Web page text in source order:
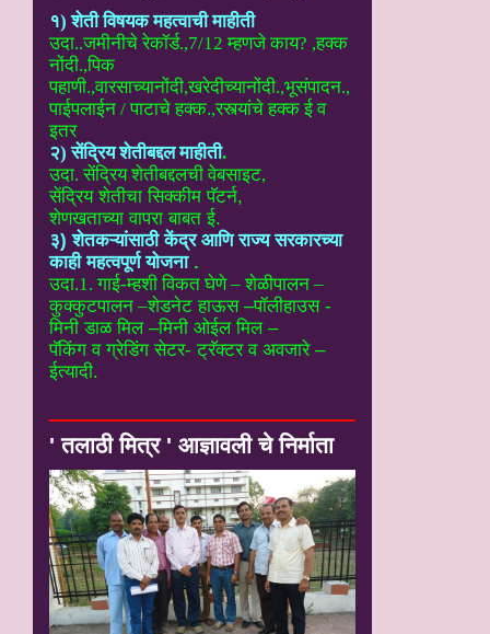
१) शेती विषयक महत्वाची माहीती
उदा..जमीनीचे रेकॉर्ड.,7/12 म्हणजे काय? ,हक्क
नोंदी.,पिक
पहाणी.,वारसाच्यानोंदी,खरेदीच्यानोंदी.,भूसंपादन.,
पाईपलाईन / पाटाचे हक्क.,रस्त्यांचे हक्क ईव
इतर
२) सेंद्रिय शेतीबद्दल माहीती.
उदा. सेंद्रिय शेतीबद्दलची वेबसाइट,
सेंद्रिय शेतीचा सिक्कीम पॅटर्न,
शेणखताच्या वापरा बाबत ई.
३) शेतकऱ्यांसाठी केंद्र आणि राज्य सरकारच्या
काही महत्वपूर्ण योजना.
उदा.1. गाई-म्हशी विकत घेणे – शेळीपालन –
कुक्कुटपालन –शेडनेट हाऊस –पॉलीहाउस -
मिनी डाळ मिल –मिनी ओईल मिल –
पॅकिंग व ग्रेडिंग सेटर- ट्रॅक्टर व अवजारे –
ईत्यादी.
' तलाठी मित्र ' आज्ञावली चे निर्माता